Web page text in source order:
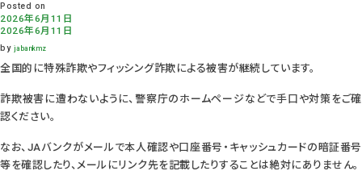
Posted on
2026年6月11日
2026年6月11日
by jabankmz
全国的に特殊詐欺やフィッシング詐欺による被害が継続しています。
詐欺被害に遭わないように、警察庁のホームページなどで手口や対策をご確
認ください。
なお、JAバンクがメールで本人確認や口座番号・キャッシュカードの暗証番号
等を確認したり、メールにリンク先を記載したりすることは絶対にありません。